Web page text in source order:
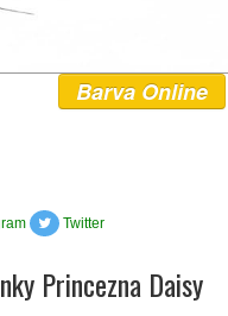
Barva Online
Twitter
Princezna Daisy